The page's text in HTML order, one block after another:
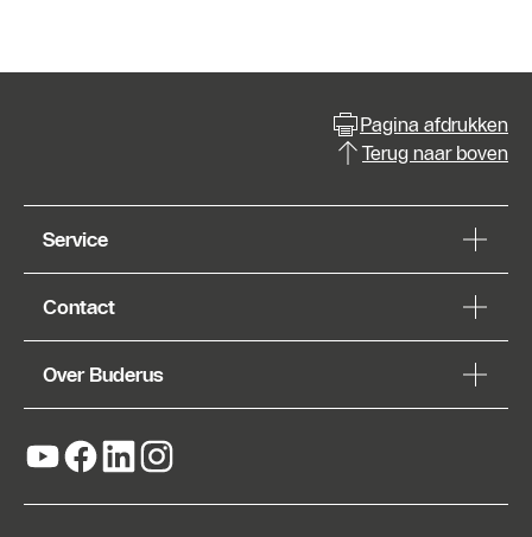
Pagina afdrukken
Terug naar boven
Service
Contact
Over Buderus